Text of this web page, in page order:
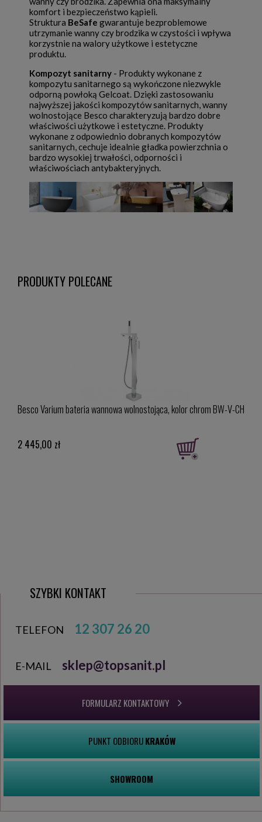
komfort i bezpieczeństwo kąpieli.
Struktura BeSafe gwarantuje bezproblemowe
utrzymanie wanny czy brodzika w czystości i wpływa
korzystnie na walory użytkowe i estetyczne
produktu.
Kompozyt sanitarny - Produkty wykonane z
kompozytu sanitarnego są wykończone niezwykle
odporną powłoką Gelcoat. Dzięki zastosowaniu
najwyższej jakości kompozytów sanitarnych, wanny
wolnostojące Besco charakteryzują bardzo dobre
właściwości użytkowe i estetyczne. Produkty
wykonane z odpowiednio dobranych kompozytów
sanitarnych, cechuje idealnie gładka powierzchnia o
bardzo wysokiej trwałości, odporności i
właściwościach antybakteryjnych.
PRODUKTY POLECANE
Besco Varium bateria wannowa wolnostojąca, kolor chrom BW-V-CH
2 445,00 zł
SZYBKI KONTAKT
TELEFON 12 307 26 20
E-MAIL sklep@topsanit.pl
FORMULARZ KONTAKTOWY
PUNKT ODBIORUKRAKÓW
SHOWROOM